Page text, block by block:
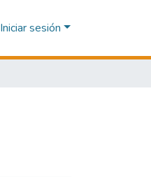
Iniciar sesión